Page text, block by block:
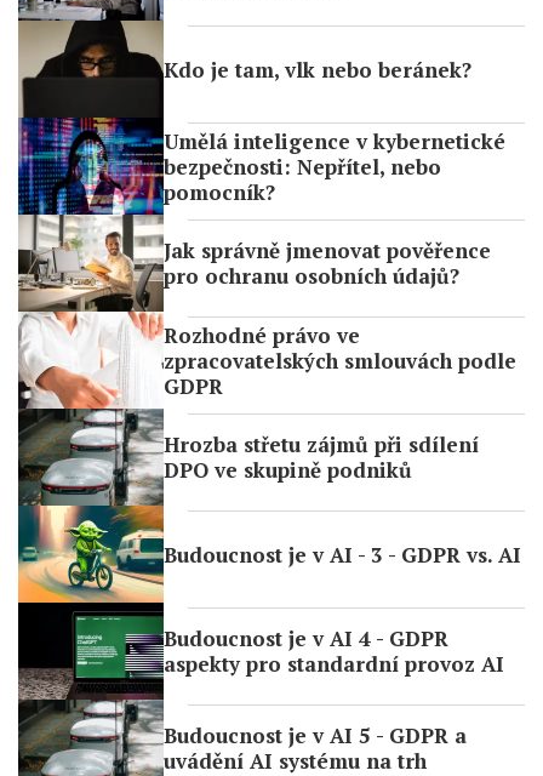
Kdo je tam, vlk nebo beránek?
Umělá inteligence v kybernetické
bezpečnosti: Nepřítel, nebo
pomocník?
Jak správně jmenovat pověřence
pro ochranu osobních údajů?
Rozhodné právo ve
zpracovatelských smlouvách podle
GDPR
Hrozba střetu zájmů při sdílení
DPO ve skupině podniků
Budoucnost je v AI - 3 - GDPR vs. AI
Budoucnost je v AI 4 - GDPR
aspekty pro standardní provoz AI
Budoucnost je v AI 5 - GDPR a
uvádění AI systému na trh